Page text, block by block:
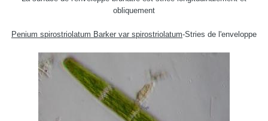
obliquement
Penium spirostriolatum Barker var spirostriolatum-Stries de l'enveloppe